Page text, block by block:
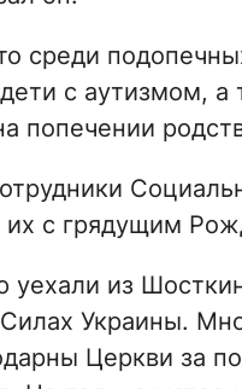
среди
с аутизмом, а
попечении
их с грядущим
уехали из
Украины.
Церкви за